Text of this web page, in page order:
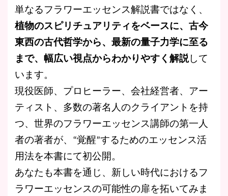
単なるフラワーエッセンス解説書ではなく、
植物のスピリチュアリティをベースに、古今
東西の古代哲学から、最新の量子力学に至る
まで、幅広い視点からわかりやすく解説して
います。
現役医師、プロヒーラー、会社経営者、アー
ティスト、多数の著名人のクライアントを持
つ、世界のフラワーエッセンス講師の第一人
者の著者が、“覚醒”するためのエッセンス活
用法を本書にて初公開。
あなたも本書を通じ、新しい時代におけるフ
ラワーエッセンスの可能性の扉を拓いてみま